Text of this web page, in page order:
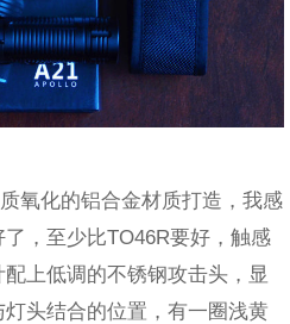
氧化的铝合金材质打造，我感
，至少比TO46R要好，触感
上低调的不锈钢攻击头，显
头结合的位置，有一圈浅黄